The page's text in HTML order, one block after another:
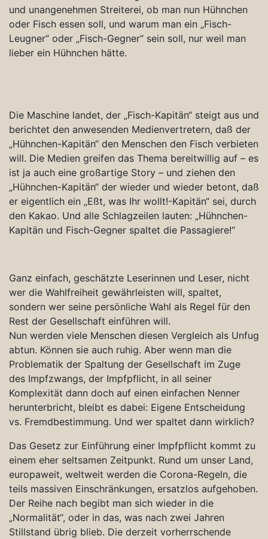
und unangenehmen Streiterei, ob man nun Hühnchen
oder Fisch essen soll, und warum man ein „Fisch-
Leugner“ oder „Fisch-Gegner“ sein soll, nur weil man
lieber ein Hühnchen hätte.
Die Maschine landet, der „Fisch-Kapitän“ steigt aus und
berichtet den anwesenden Medienvertretern, daß der
„Hühnchen-Kapitän“ den Menschen den Fisch verbieten
will. Die Medien greifen das Thema bereitwillig auf – es
ist ja auch eine großartige Story – und ziehen den
„Hühnchen-Kapitän“ der wieder und wieder betont, daß
er eigentlich ein „Eßt, was Ihr wollt!-Kapitän“ sei, durch
den Kakao. Und alle Schlagzeilen lauten: „Hühnchen-
Kapitän und Fisch-Gegner spaltet die Passagiere!“
Ganz einfach, geschätzte Leserinnen und Leser, nicht
wer die Wahlfreiheit gewährleisten will, spaltet,
sondern wer seine persönliche Wahl als Regel für den
Rest der Gesellschaft einführen will.
Nun werden viele Menschen diesen Vergleich als Unfug
abtun. Können sie auch ruhig. Aber wenn man die
Problematik der Spaltung der Gesellschaft im Zuge
des Impfzwangs, der Impfpflicht, in all seiner
Komplexität dann doch auf einen einfachen Nenner
herunterbricht, bleibt es dabei: Eigene Entscheidung
vs. Fremdbestimmung. Und wer spaltet dann wirklich?
Das Gesetz zur Einführung einer Impfpflicht kommt zu
einem eher seltsamen Zeitpunkt. Rund um unser Land,
europaweit, weltweit werden die Corona-Regeln, die
teils massiven Einschränkungen, ersatzlos aufgehoben.
Der Reihe nach begibt man sich wieder in die
„Normalität“, oder in das, was nach zwei Jahren
Stillstand übrig blieb. Die derzeit vorherrschende